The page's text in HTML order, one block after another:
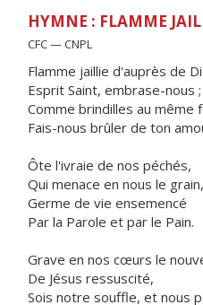
HYMNE : FLAMME
CFC — CNPL
Flamme jaillie d'auprès de
Esprit Saint, embrase-nous ;
Comme brindilles au même
Fais-nous brûler de ton
Ôte l'ivraie de nos péchés,
Qui menace en nous le grain,
Germe de vie ensemencé
Par la Parole et par le Pain.
Grave en nos cœurs le
De Jésus ressuscité,
Sois notre souffle, et nous